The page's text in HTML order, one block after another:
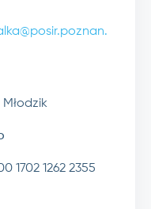
1702 1262 2355